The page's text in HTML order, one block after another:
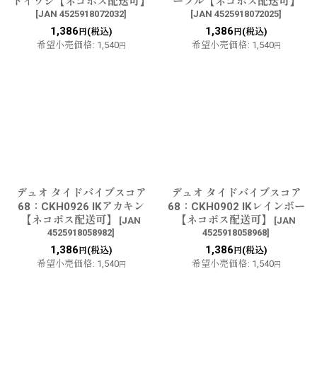
[JAN 4525918072032]
1,386 円(税込)
希望小売価格: 1,540円
[JAN 4525918072025]
1,386 円(税込)
希望小売価格: 1,540円
デュオ タイドバイブスコア
68：CKH0926 IKアカキン
【ネコポス配送可】
[JAN
4525918058982]
1,386 円(税込)
希望小売価格: 1,540円
デュオ タイドバイブスコア
68：CKH0902 IKレインボー
【ネコポス配送可】
[JAN
4525918058968]
1,386 円(税込)
希望小売価格: 1,540円